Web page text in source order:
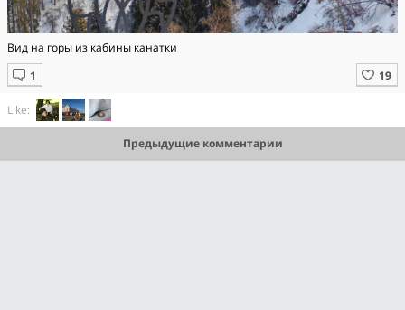
Вид на горы из кабины канатки
Like:
Предыдущие комментарии